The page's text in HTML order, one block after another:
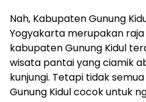
Nah, Kabupaten Gunung
Yogyakarta merupakan
kabupaten Gunung Kidul
wisata pantai yang ciamik
kunjungi. Tetapi tidak
Gunung Kidul cocok untuk